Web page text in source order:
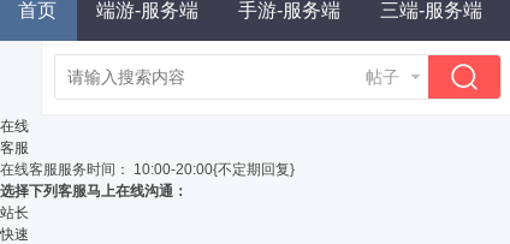
首页 端游-服务端 手游-服务端 三端-服务端
帖子
在线
客服
在线客服服务时间： 10:00-20:00{不定期回复}
选择下列客服马上在线沟通：
站长
快速